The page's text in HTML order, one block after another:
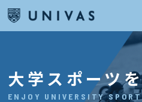
大学スポーツ
ENJOY UNIVERSITY